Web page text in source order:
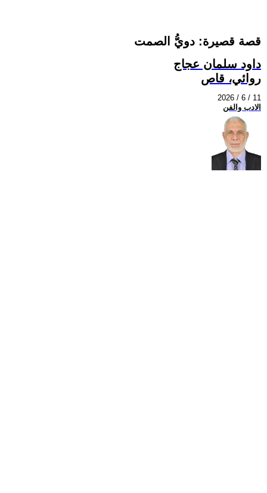
قصة قصيرة: دويُّ الصمت
داود سلمان عجاج
روائي، قاص
2026 / 6 / 11
الادب والفن